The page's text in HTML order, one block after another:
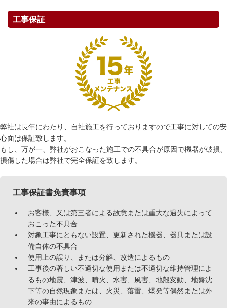
工事保証
弊社は長年にわたり、自社施工を行っておりますので工事に対しての安
心面は保証致します。
もし、万が一、弊社がおこなった施工での不具合が原因で機器が破損、
損傷した場合は弊社で完全保証を致します。
工事保証書免責事項
お客様、又は第三者による故意または重大な過失によって
おこった不具合
対象工事にともない設置、更新された機器、器具または設
備自体の不具合
使用上の誤り、または分解、改造によるもの
工事後の著しい不適切な使用または不適切な維持管理によ
るもの地震、津波、噴火、水害、風害、地殻変動、地盤沈
下等の自然現象または、火災、落雷、爆発等偶然または外
来の事由によるもの